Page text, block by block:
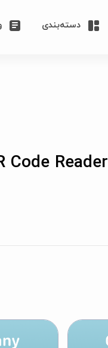
دسته‌بندی
Code